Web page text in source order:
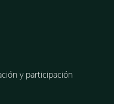
y participación